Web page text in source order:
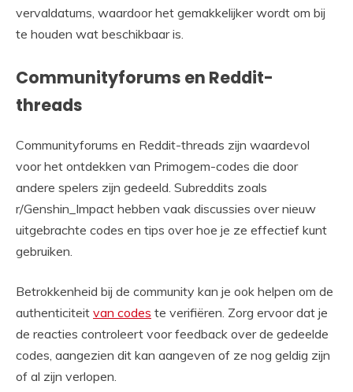
vervaldatums, waardoor het gemakkelijker wordt om bij
te houden wat beschikbaar is.
Communityforums en Reddit-
threads
Communityforums en Reddit-threads zijn waardevol
voor het ontdekken van Primogem-codes die door
andere spelers zijn gedeeld. Subreddits zoals
r/Genshin_Impact hebben vaak discussies over nieuw
uitgebrachte codes en tips over hoe je ze effectief kunt
gebruiken.
Betrokkenheid bij de community kan je ook helpen om de
authenticiteit van codes te verifiëren. Zorg ervoor dat je
de reacties controleert voor feedback over de gedeelde
codes, aangezien dit kan aangeven of ze nog geldig zijn
of al zijn verlopen.